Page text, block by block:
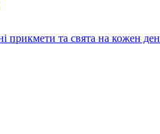
прикмети та свята на кожен